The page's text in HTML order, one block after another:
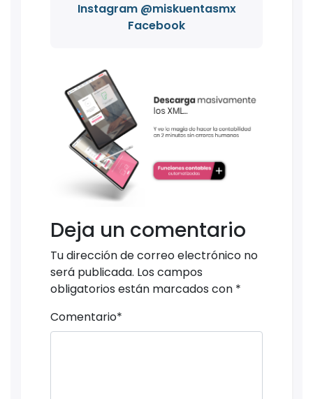
Instagram @miskuentasmx
Facebook
Deja un comentario
Tu dirección de correo electrónico no
será publicada. Los campos
obligatorios están marcados con *
Comentario*